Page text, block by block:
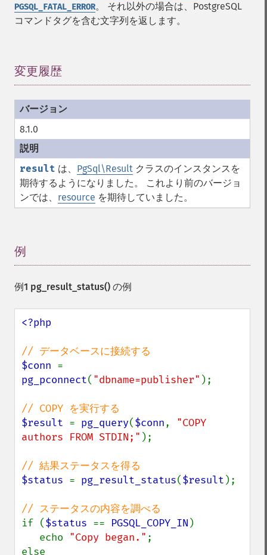
PGSQL_FATAL_ERROR。 それ以外の場合は、PostgreSQL
コマンドタグを含む文字列を返します。
変更履歴
8.1.0
result は、 PgSql\Result クラスのインスタンスを
期待するようになりました。 これより前のバージョ
ンでは、 resource を期待していました。
例
例1 pg_result_status() の例
<?php
$conn
pg_pconnect( "dbname=publisher" );
$result = pg_query($conn, "COPY
authors FROM STDIN;" );
$status = pg_result_status($result );
if ($status == PGSQL_COPY_IN )
   echo
"Copy began." ;
else